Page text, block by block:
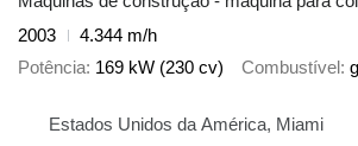
2003
4.344 m/h
Potência 169 kW (230 cv) Combustível
Estados Unidos da América, Miami